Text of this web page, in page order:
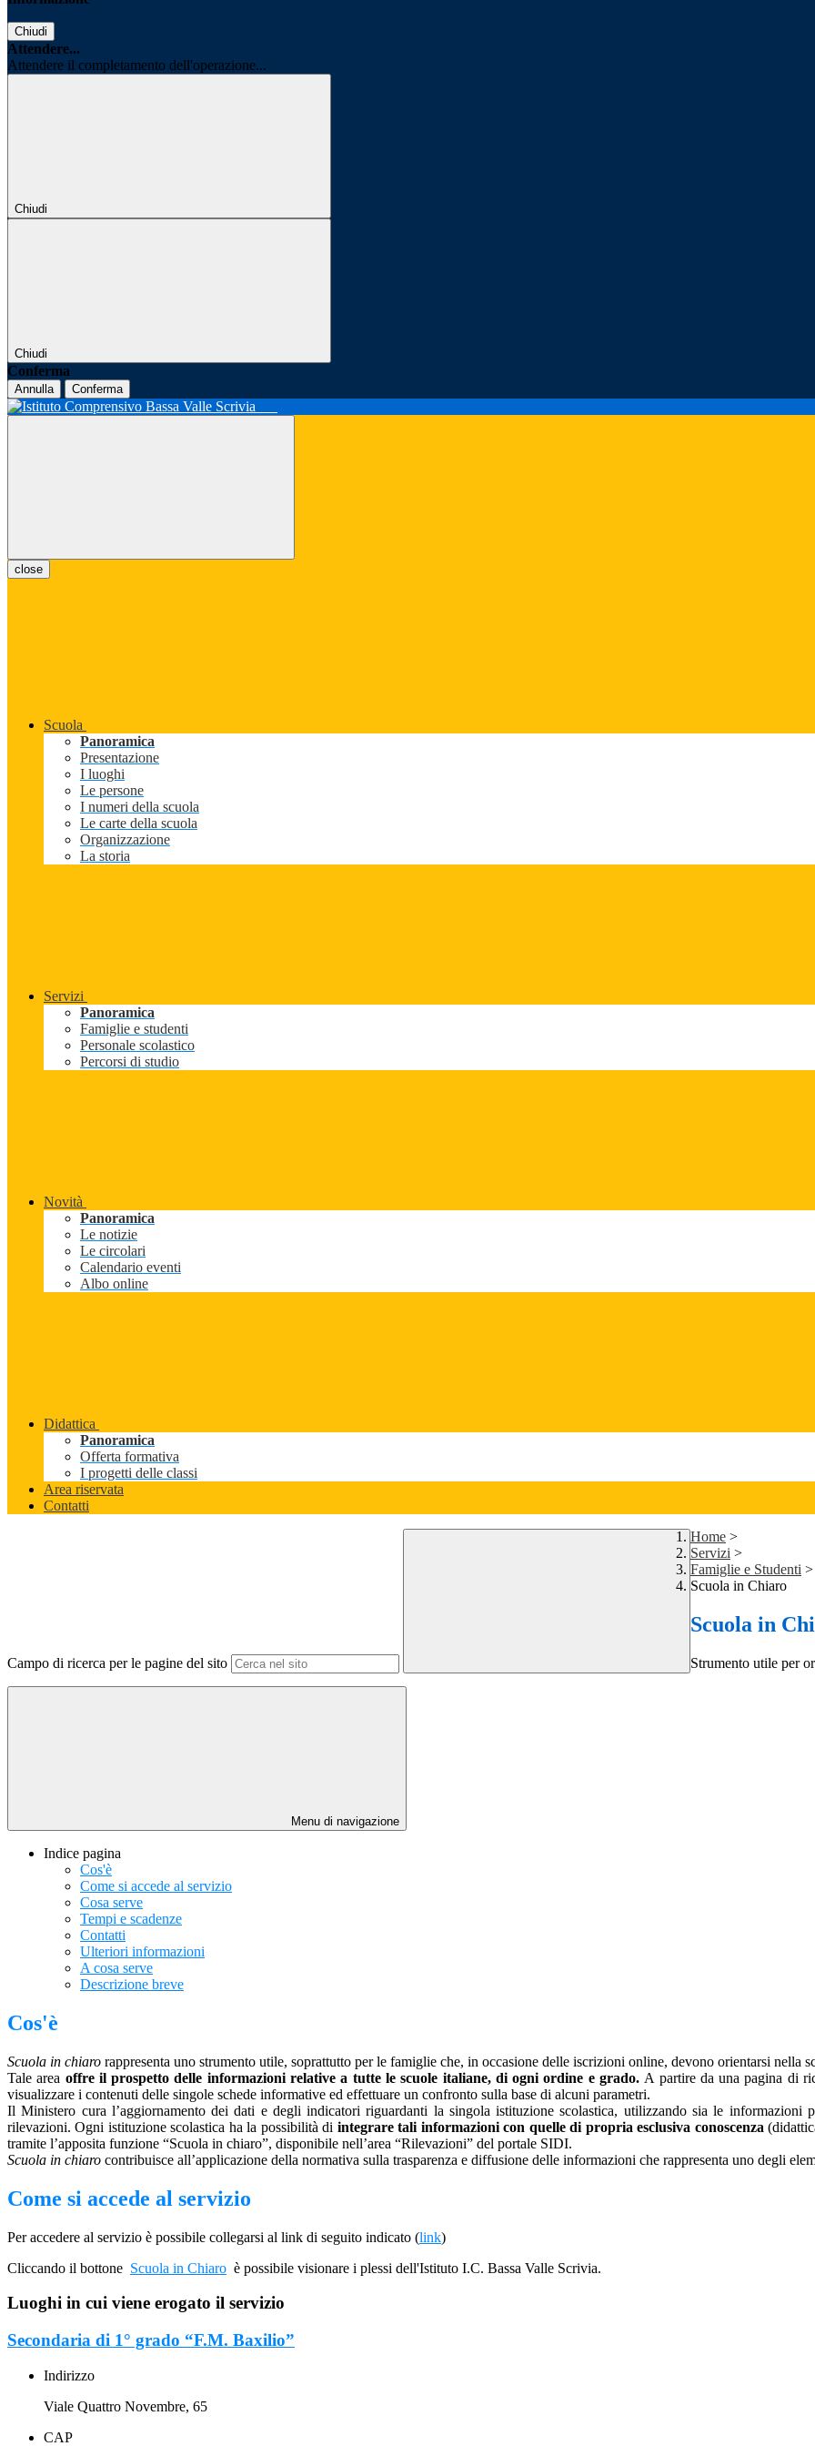
Chiudi
Attendere...
Attendere il completamento dell'operazione...
Chiudi
Chiudi
Conferma
Annulla Conferma
close
Scuola
Panoramica
Presentazione
I luoghi
Le persone
I numeri della scuola
Le carte della scuola
Organizzazione
La storia
Servizi
Panoramica
Famiglie e studenti
Personale scolastico
Percorsi di studio
Novità
Panoramica
Le notizie
Le circolari
Calendario eventi
Albo online
Didattica
Panoramica
Offerta formativa
I progetti delle classi
Area riservata
Contatti
Campo di ricerca per le pagine del sito
Home >
Servizi >
Famiglie e Studenti >
Scuola in Chiaro
Scuola in
Strumento utile per
Menu di navigazione
Indice pagina
Cos'è
Come si accede al servizio
Cosa serve
Tempi e scadenze
Contatti
Ulteriori informazioni
A cosa serve
Descrizione breve
Cos'è
Scuola in chiaro rappresenta uno strumento utile, soprattutto per le famiglie che, in occasione delle iscrizioni online, devono orientarsi nella
Tale area offre il prospetto delle informazioni relative a tutte le scuole italiane, di ogni ordine e grado. A partire da una pagina di
visualizzare i contenuti delle singole schede informative ed effettuare un confronto sulla base di alcuni parametri.
Il Ministero cura l’aggiornamento dei dati e degli indicatori riguardanti la singola istituzione scolastica, utilizzando sia le informazioni
rilevazioni.Ogni istituzione scolastica ha la possibilità di integrare tali informazioni con quelle di propria esclusiva conoscenza
tramite l’apposita funzione “Scuola in chiaro”, disponibile nell’area “Rilevazioni” del portale SIDI.
Scuola in chiaro contribuisce all’applicazione della normativa sulla trasparenza e diffusione delle informazioni che rappresenta uno degli
Come si accede al servizio
Per accedere al servizio è possibile collegarsi al link di seguito indicato (link)
Cliccando il bottone Scuola in Chiaro è possibile visionare i plessi dell'Istituto I.C. Bassa Valle Scrivia.
Luoghi in cui viene erogato il servizio
Secondaria di 1° grado “F.M. Baxilio”
Indirizzo
Viale Quattro Novembre, 65
CAP